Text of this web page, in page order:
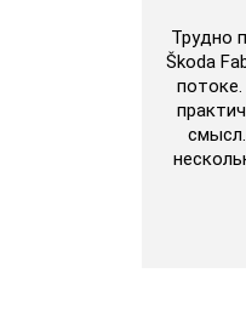
Трудно
Škoda